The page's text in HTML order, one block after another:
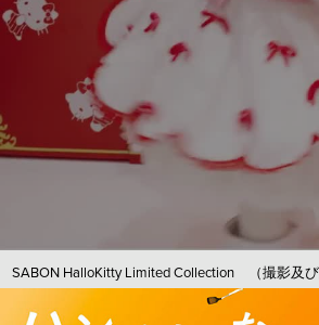
SABON HalloKitty Limited Collection （撮影及び